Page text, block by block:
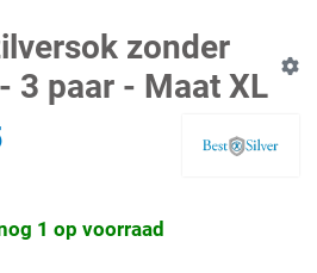
zonder
3 paar - Maat XL
1 op voorraad